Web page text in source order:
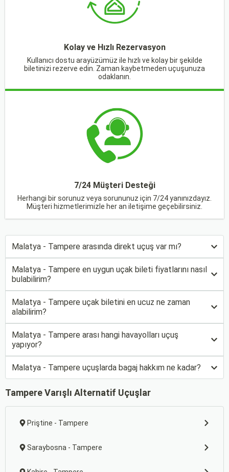
Kolay ve Hızlı Rezervasyon
Kullanıcı dostu arayüzümüz ile hızlı ve kolay bir şekilde
biletinizi rezerve edin. Zaman kaybetmeden uçuşunuza
odaklanın.
7/24 Müşteri Desteği
Herhangi bir sorunuz veya sorununuz için 7/24 yanınızdayız.
Müşteri hizmetlerimizle her an iletişime geçebilirsiniz.
Malatya - Tampere arasında direkt uçuş var mı?
Malatya - Tampere en uygun uçak bileti fiyatlarını nasıl
bulabilirim?
Malatya - Tampere uçak biletini en ucuz ne zaman
alabilirim?
Malatya - Tampere arası hangi havayolları uçuş
yapıyor?
Malatya - Tampere uçuşlarda bagaj hakkım ne kadar?
Tampere Varışlı Alternatif Uçuşlar
Priştine - Tampere
Saraybosna - Tampere